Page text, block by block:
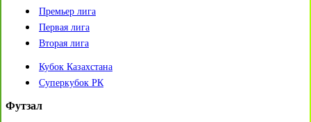
Премьер лига
Первая лига
Вторая лига
Кубок Казахстана
Суперкубок РК
Футзал